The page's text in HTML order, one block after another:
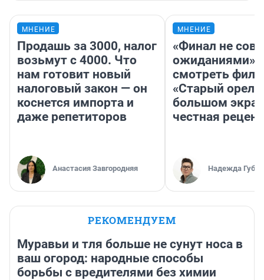
МНЕНИЕ
Продашь за 3000, налог
возьмут с 4000. Что
нам готовит новый
налоговый закон — он
коснется импорта и
даже репетиторов
Анастасия Завгородняя
МНЕНИЕ
«Финал не
ожиданиями»:
смотреть
«Старый орел»
большом
честная
Надежда
РЕКОМЕНДУЕМ
Муравьи и тля больше не сунут носа в
ваш огород: народные способы
борьбы с вредителями без химии